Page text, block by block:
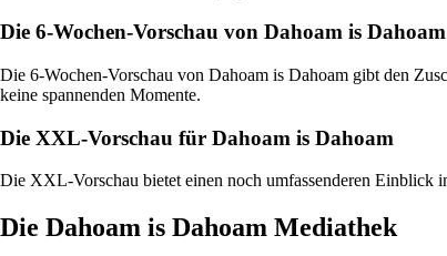
Die 6-Wochen-Vorschau von Dahoam is Dahoam
Die 6-Wochen-Vorschau von Dahoam is Dahoam gibt den
keine spannenden Momente.
Die XXL-Vorschau für Dahoam is Dahoam
Die XXL-Vorschau bietet einen noch umfassenderen Einblick
Die Dahoam is Dahoam Mediathek